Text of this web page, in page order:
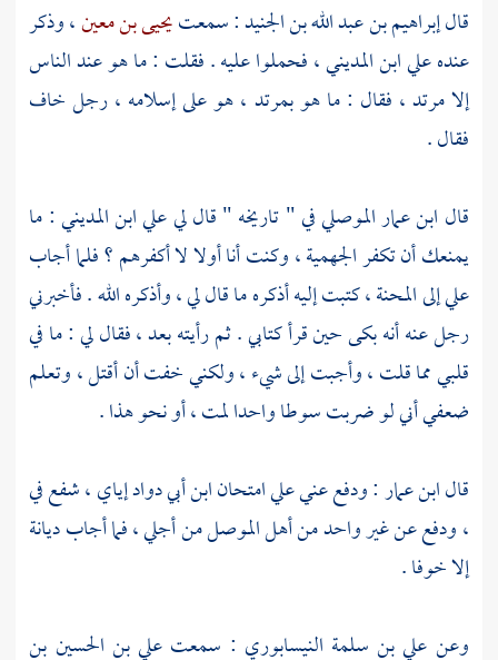
قالإبراهيم بن عبد الله بن الجنيد: سمعتيحيى بن معين، وذكر
عنده عليابن المديني، فحملوا عليه . فقلت : ما هو عند الناس
إلا مرتد ، فقال : ما هو بمرتد ، هو على إسلامه ، رجل خاف
فقال .
قال ابن عمار الموصليفي " تاريخه " قال لي عليابن المديني: ما
يمنعك أن تكفرالجهمية، وكنت أنا أولا لا أكفرهم ؟ فلما أجاب
علي إلى المحنة ، كتبت إليه أذكره ما قال لي ، وأذكره الله . فأخبرني
رجل عنه أنه بكى حين قرأ كتابي . ثم رأيته بعد ، فقال لي : ما في
قلبي مما قلت ، وأجبت إلى شيء ، ولكني خفت أن أقتل ، وتعلم
ضعفي أني لو ضربت سوطا واحدا لمت ، أو نحو هذا .
قالابن عمار: ودفع عني علي امتحانابن أبي دوادإياي ، شفع في
، ودفع عن غير واحد منأهلالموصلمن أجلي ، فما أجاب ديانة
إلا خوفا .
وعن علي بن سلمة النيسابوري : سمعت علي بن الحسين بن